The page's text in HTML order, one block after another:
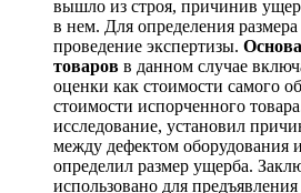
вышло из строя, причинив
в нем. Для определения
проведение экспертизы.
товаров в данном случае
оценки как стоимости самого
стоимости испорченного
исследование, установил
между дефектом оборудования
определил размер ущерба.
использовано для